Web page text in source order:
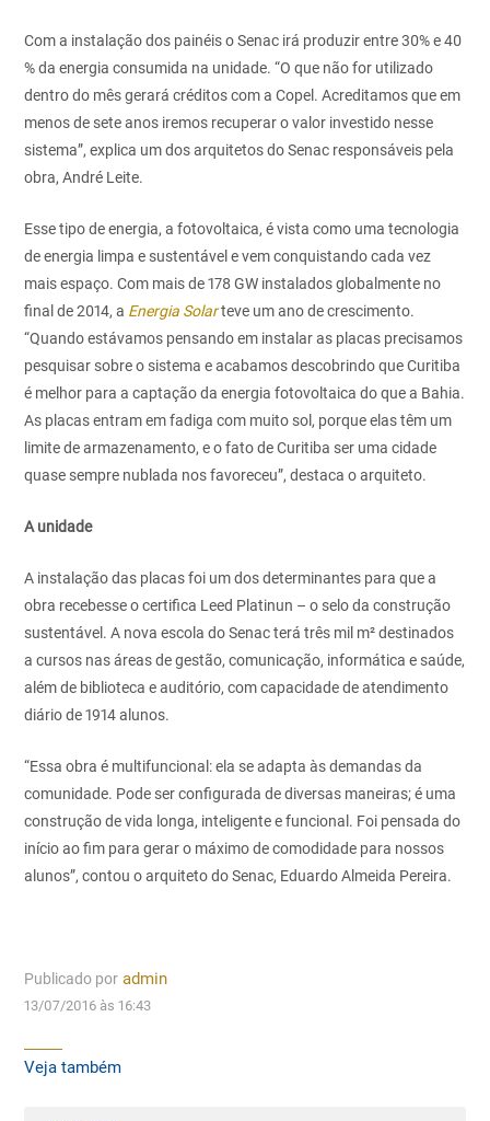
Com a instalação dos painéis o Senac irá produzir entre 30% e 40
% da energia consumida na unidade. “O que não for utilizado
dentro do mês gerará créditos com a Copel. Acreditamos que em
menos de sete anos iremos recuperar o valor investido nesse
sistema”, explica um dos arquitetos do Senac responsáveis pela
obra, André Leite.
Esse tipo de energia, a fotovoltaica, é vista como uma tecnologia
de energia limpa e sustentável e vem conquistando cada vez
mais espaço. Com mais de 178 GW instalados globalmente no
final de 2014, a Energia Solarteve um ano de crescimento.
“Quando estávamos pensando em instalar as placas precisamos
pesquisar sobre o sistema e acabamos descobrindo que Curitiba
é melhor para a captação da energia fotovoltaica do que a Bahia.
As placas entram em fadiga com muito sol, porque elas têm um
limite de armazenamento, e o fato de Curitiba ser uma cidade
quase sempre nublada nos favoreceu”, destaca o arquiteto.
A unidade
A instalação das placas foi um dos determinantes para que a
obra recebesse o certifica Leed Platinun – o selo da construção
sustentável. A nova escola do Senac terá três mil m² destinados
a cursos nas áreas de gestão, comunicação, informática e saúde,
além de biblioteca e auditório, com capacidade de atendimento
diário de 1914 alunos.
“Essa obra é multifuncional: ela se adapta às demandas da
comunidade. Pode ser configurada de diversas maneiras; é uma
construção de vida longa, inteligente e funcional. Foi pensada do
início ao fim para gerar o máximo de comodidade para nossos
alunos”, contou o arquiteto do Senac, Eduardo Almeida Pereira.
Publicado por admin
13/07/2016 às 16:43
Veja também